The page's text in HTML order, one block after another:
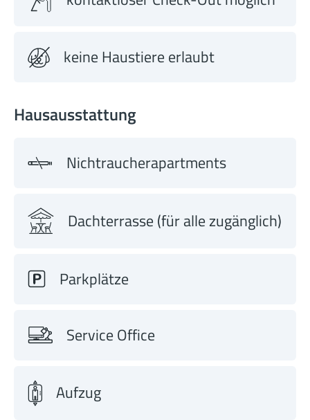
keine Haustiere erlaubt
Hausausstattung
Nichtraucherapartments
Dachterrasse (für alle zugänglich)
Parkplätze
Service Office
Aufzug